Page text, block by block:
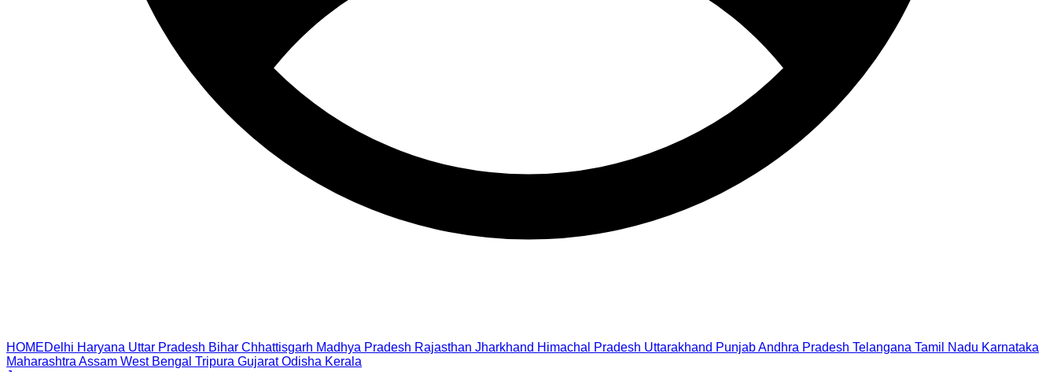
HOMEDelhi Haryana Uttar Pradesh Bihar Chhattisgarh Madhya Pradesh Rajasthan Jharkhand Himachal Pradesh Uttarakhand PunjabAndhra Pradesh Telangana Tamil Nadu Karnataka
Maharashtra Assam West Bengal Tripura Gujarat Odisha Kerala